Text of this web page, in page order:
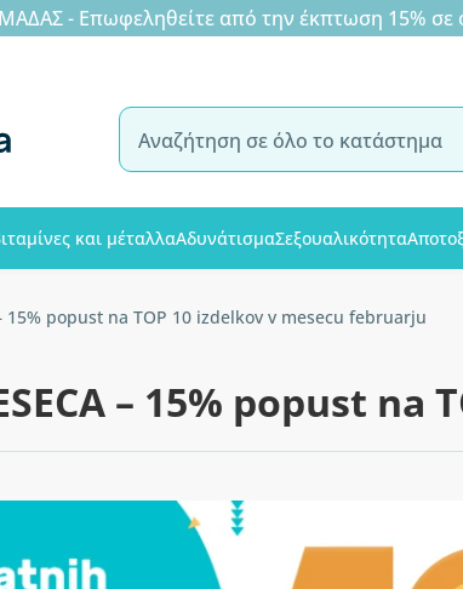
- Επωφεληθείτε από την έκπτωση 15% σε
και μέταλλαΑδυνάτισμαΣεξουαλικότητα
– 15% popust na TOP 10 izdelkov v mesecu februarju
– 15% popust